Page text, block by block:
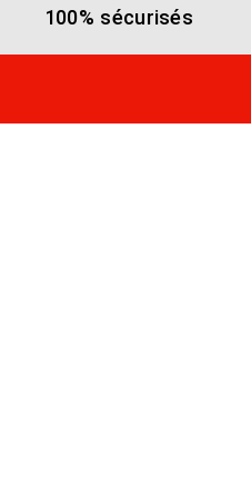
100% sécurisés